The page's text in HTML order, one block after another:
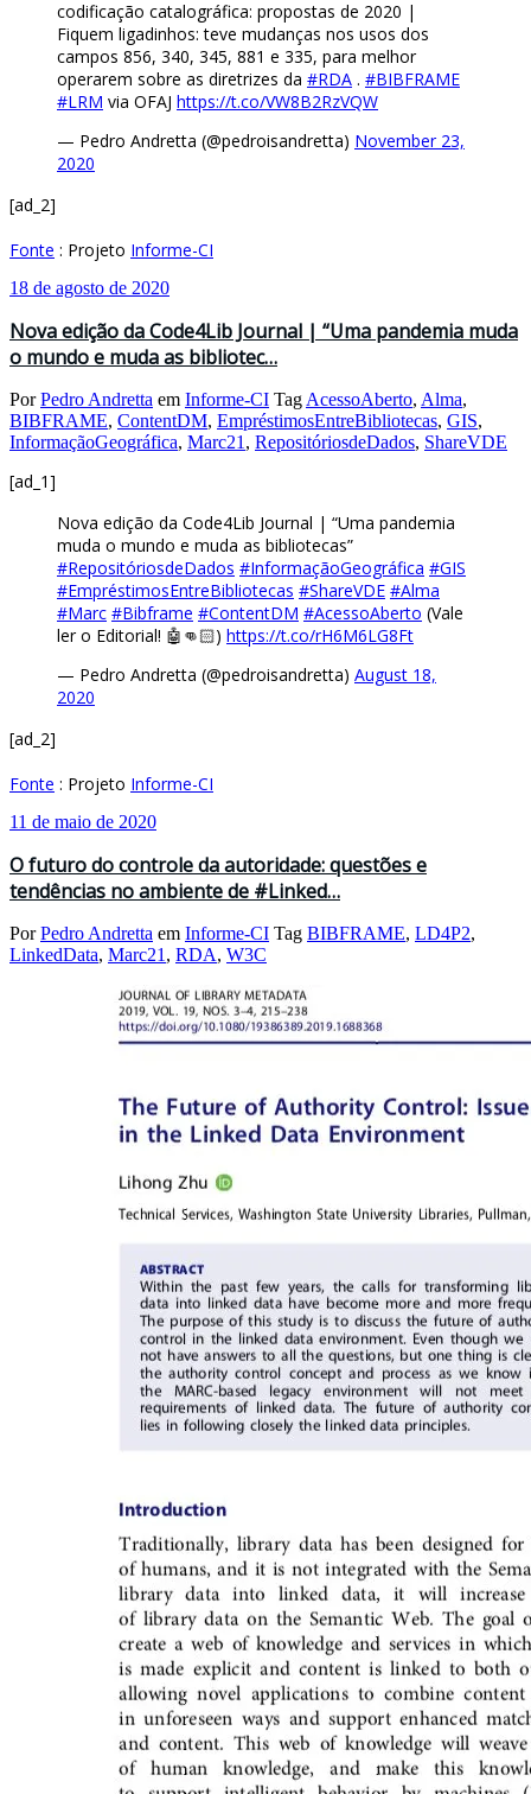
codificação catalográfica: propostas de 2020 |
Fiquem ligadinhos: teve mudanças nos usos dos
campos 856, 340, 345, 881 e 335, para melhor
operarem sobre as diretrizes da #RDA . #BIBFRAME
#LRM via OFAJ https://t.co/VW8B2RzVQW
— Pedro Andretta (@pedroisandretta) November 23,
2020
[ad_2]
Fonte : Projeto Informe-CI
18 de agosto de 2020
Nova edição da Code4Lib Journal | “Uma pandemia muda
o mundo e muda as bibliotec…
PorPedro Andretta em Informe-CI Tag AcessoAberto, Alma,
BIBFRAME, ContentDM, EmpréstimosEntreBibliotecas, GIS,
InformaçãoGeográfica, Marc21 , RepositóriosdeDados, ShareVDE
[ad_1]
Nova edição da Code4Lib Journal | “Uma pandemia
muda o mundo e muda as bibliotecas”
#RepositóriosdeDados #InformaçãoGeográfica #GIS
#EmpréstimosEntreBibliotecas #ShareVDE #Alma
#Marc #Bibframe #ContentDM #AcessoAberto (Vale
ler o Editorial! 🤖👊🏻) https://t.co/rH6M6LG8Ft
— Pedro Andretta (@pedroisandretta) August 18,
2020
[ad_2]
Fonte : Projeto Informe-CI
11 de maio de 2020
O futuro do controle da autoridade: questões e
tendências no ambiente de #Linked…
PorPedro Andretta em Informe-CI Tag BIBFRAME, LD4P2,
LinkedData, Marc21 , RDA, W3C